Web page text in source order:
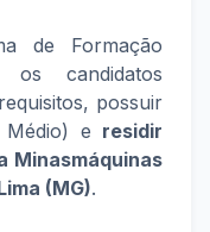
de Formação
os candidatos
possuir
e residir
Minasmáquinas
(MG).